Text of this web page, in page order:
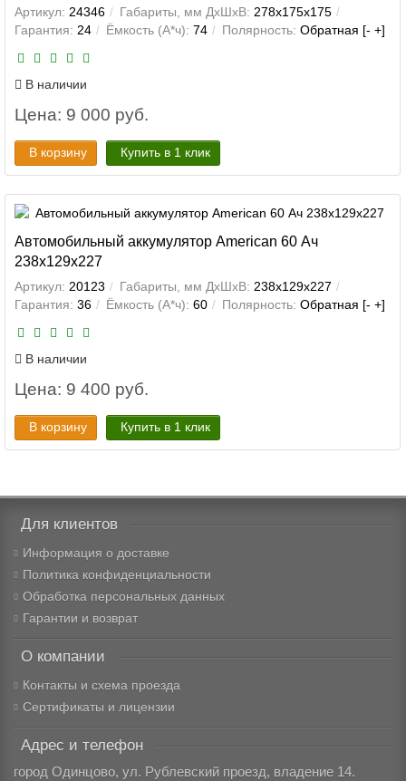
Артикул: 24346 Габариты, мм ДхШхВ: 278x175x175
Гарантия: 24 Ёмкость (А*ч): 74 Полярность: Обратная [- +]
В наличии
Цена: 9 000 руб.
В корзину Купить в 1 клик
Автомобильный аккумулятор American 60 Ач
238x129x227
Артикул: 20123 Габариты, мм ДхШхВ: 238x129x227
Гарантия: 36 Ёмкость (А*ч): 60 Полярность: Обратная [- +]
В наличии
Цена: 9 400 руб.
В корзину Купить в 1 клик
Для клиентов
Информация о доставке
Политика конфиденциальности
Обработка персональных данных
Гарантии и возврат
О компании
Контакты и схема проезда
Сертификаты и лицензии
Адрес и телефон
город Одинцово, ул. Рублевский проезд, владение 14.